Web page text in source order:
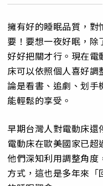
擁有好的睡眠品質，對
要！要想一夜好眠，除
好好把關才行。現在電
床可以依照個人喜好調
論是看書、追劇、划手
能輕鬆的享受。
早期台灣人對電動床還
電動床在歐美國家已超
他們深知利用調整角度
方式，這也是多年來